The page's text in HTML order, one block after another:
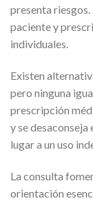
presenta
paciente y
individuales.
Existen
pero ninguna
prescripción
y se desaconseja
lugar a un uso
La consulta
orientación